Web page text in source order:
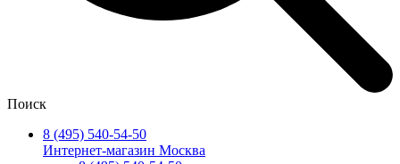
Поиск
8 (495) 540-54-50
Интернет-магазин Москва